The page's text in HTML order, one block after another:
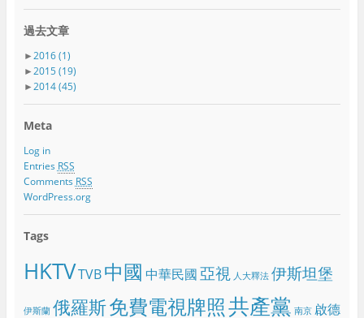
過去文章
►2016(1)
►2015(19)
►2014(45)
Meta
Log in
Entries RSS
Comments RSS
WordPress.org
Tags
HKTVTVB 中國 中華民國亞視 人大釋法 伊斯坦堡
伊斯蘭 俄羅斯免費電視牌照共產黨 南京 啟德